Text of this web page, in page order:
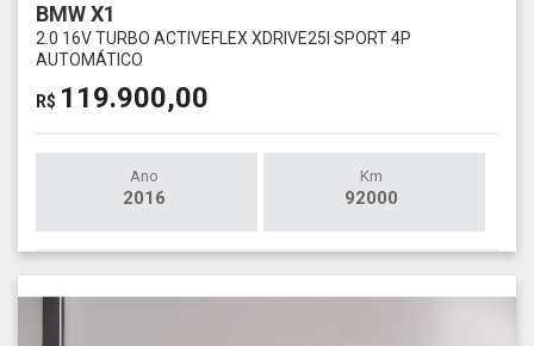
BMW X1
2.0 16V TURBO ACTIVEFLEX XDRIVE25I SPORT 4P
AUTOMÁTICO
R$ 119.900,00
Ano
2016
Km
92000